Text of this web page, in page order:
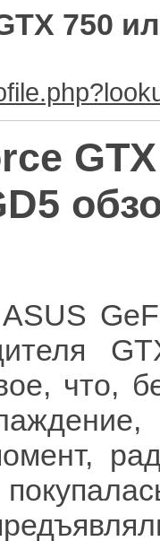
750
что,